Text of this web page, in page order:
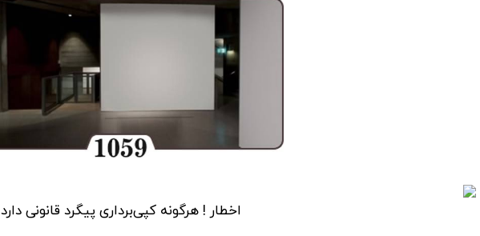
اخطار ! هرگونه کپی‌برداری پیگرد قانونی دارد